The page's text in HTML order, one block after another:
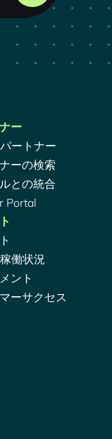
ー
ートナー
ーの検索
との統合
Portal
働状況
ント
ーサクセス